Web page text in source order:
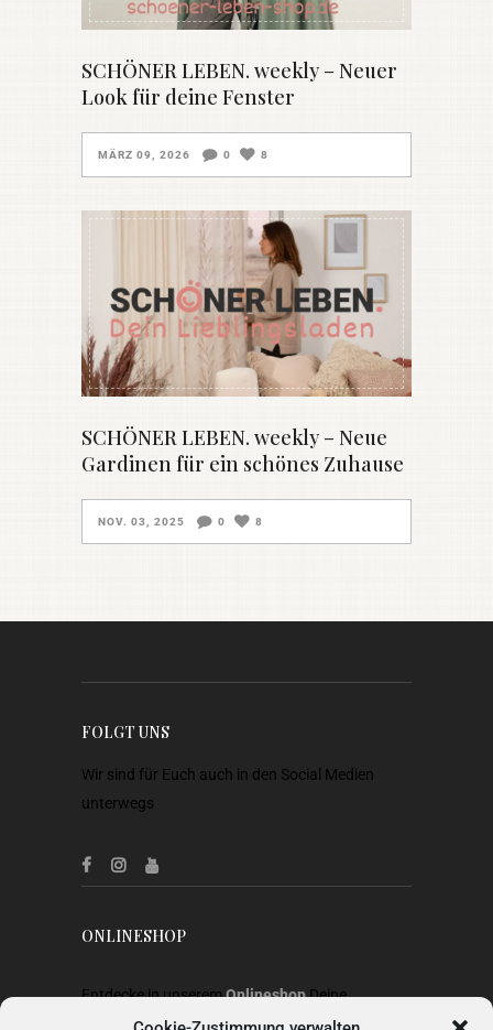
SCHÖNER LEBEN. weekly – Neuer
Look für deine Fenster
MÄRZ 09, 2026 0 8
SCHÖNER LEBEN. weekly – Neue
Gardinen für ein schönes Zuhause
NOV. 03, 2025 0 8
FOLGT UNS
Wir sind für Euch auch in den Social Medien
unterwegs
ONLINESHOP
Entdecke in unseremOnlineshopDeine
Lieblingsstücke aus Heimtextilien, Gardinen,